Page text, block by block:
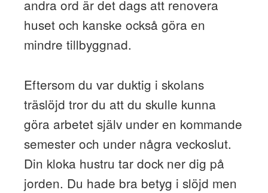
andra ord är det dags att renovera
huset och kanske också göra en
mindre tillbyggnad.
Eftersom du var duktig i skolans
träslöjd tror du att du skulle kunna
göra arbetet själv under en kommande
semester och under några veckoslut.
Din kloka hustru tar dock ner dig på
jorden. Du hade bra betyg i slöjd men